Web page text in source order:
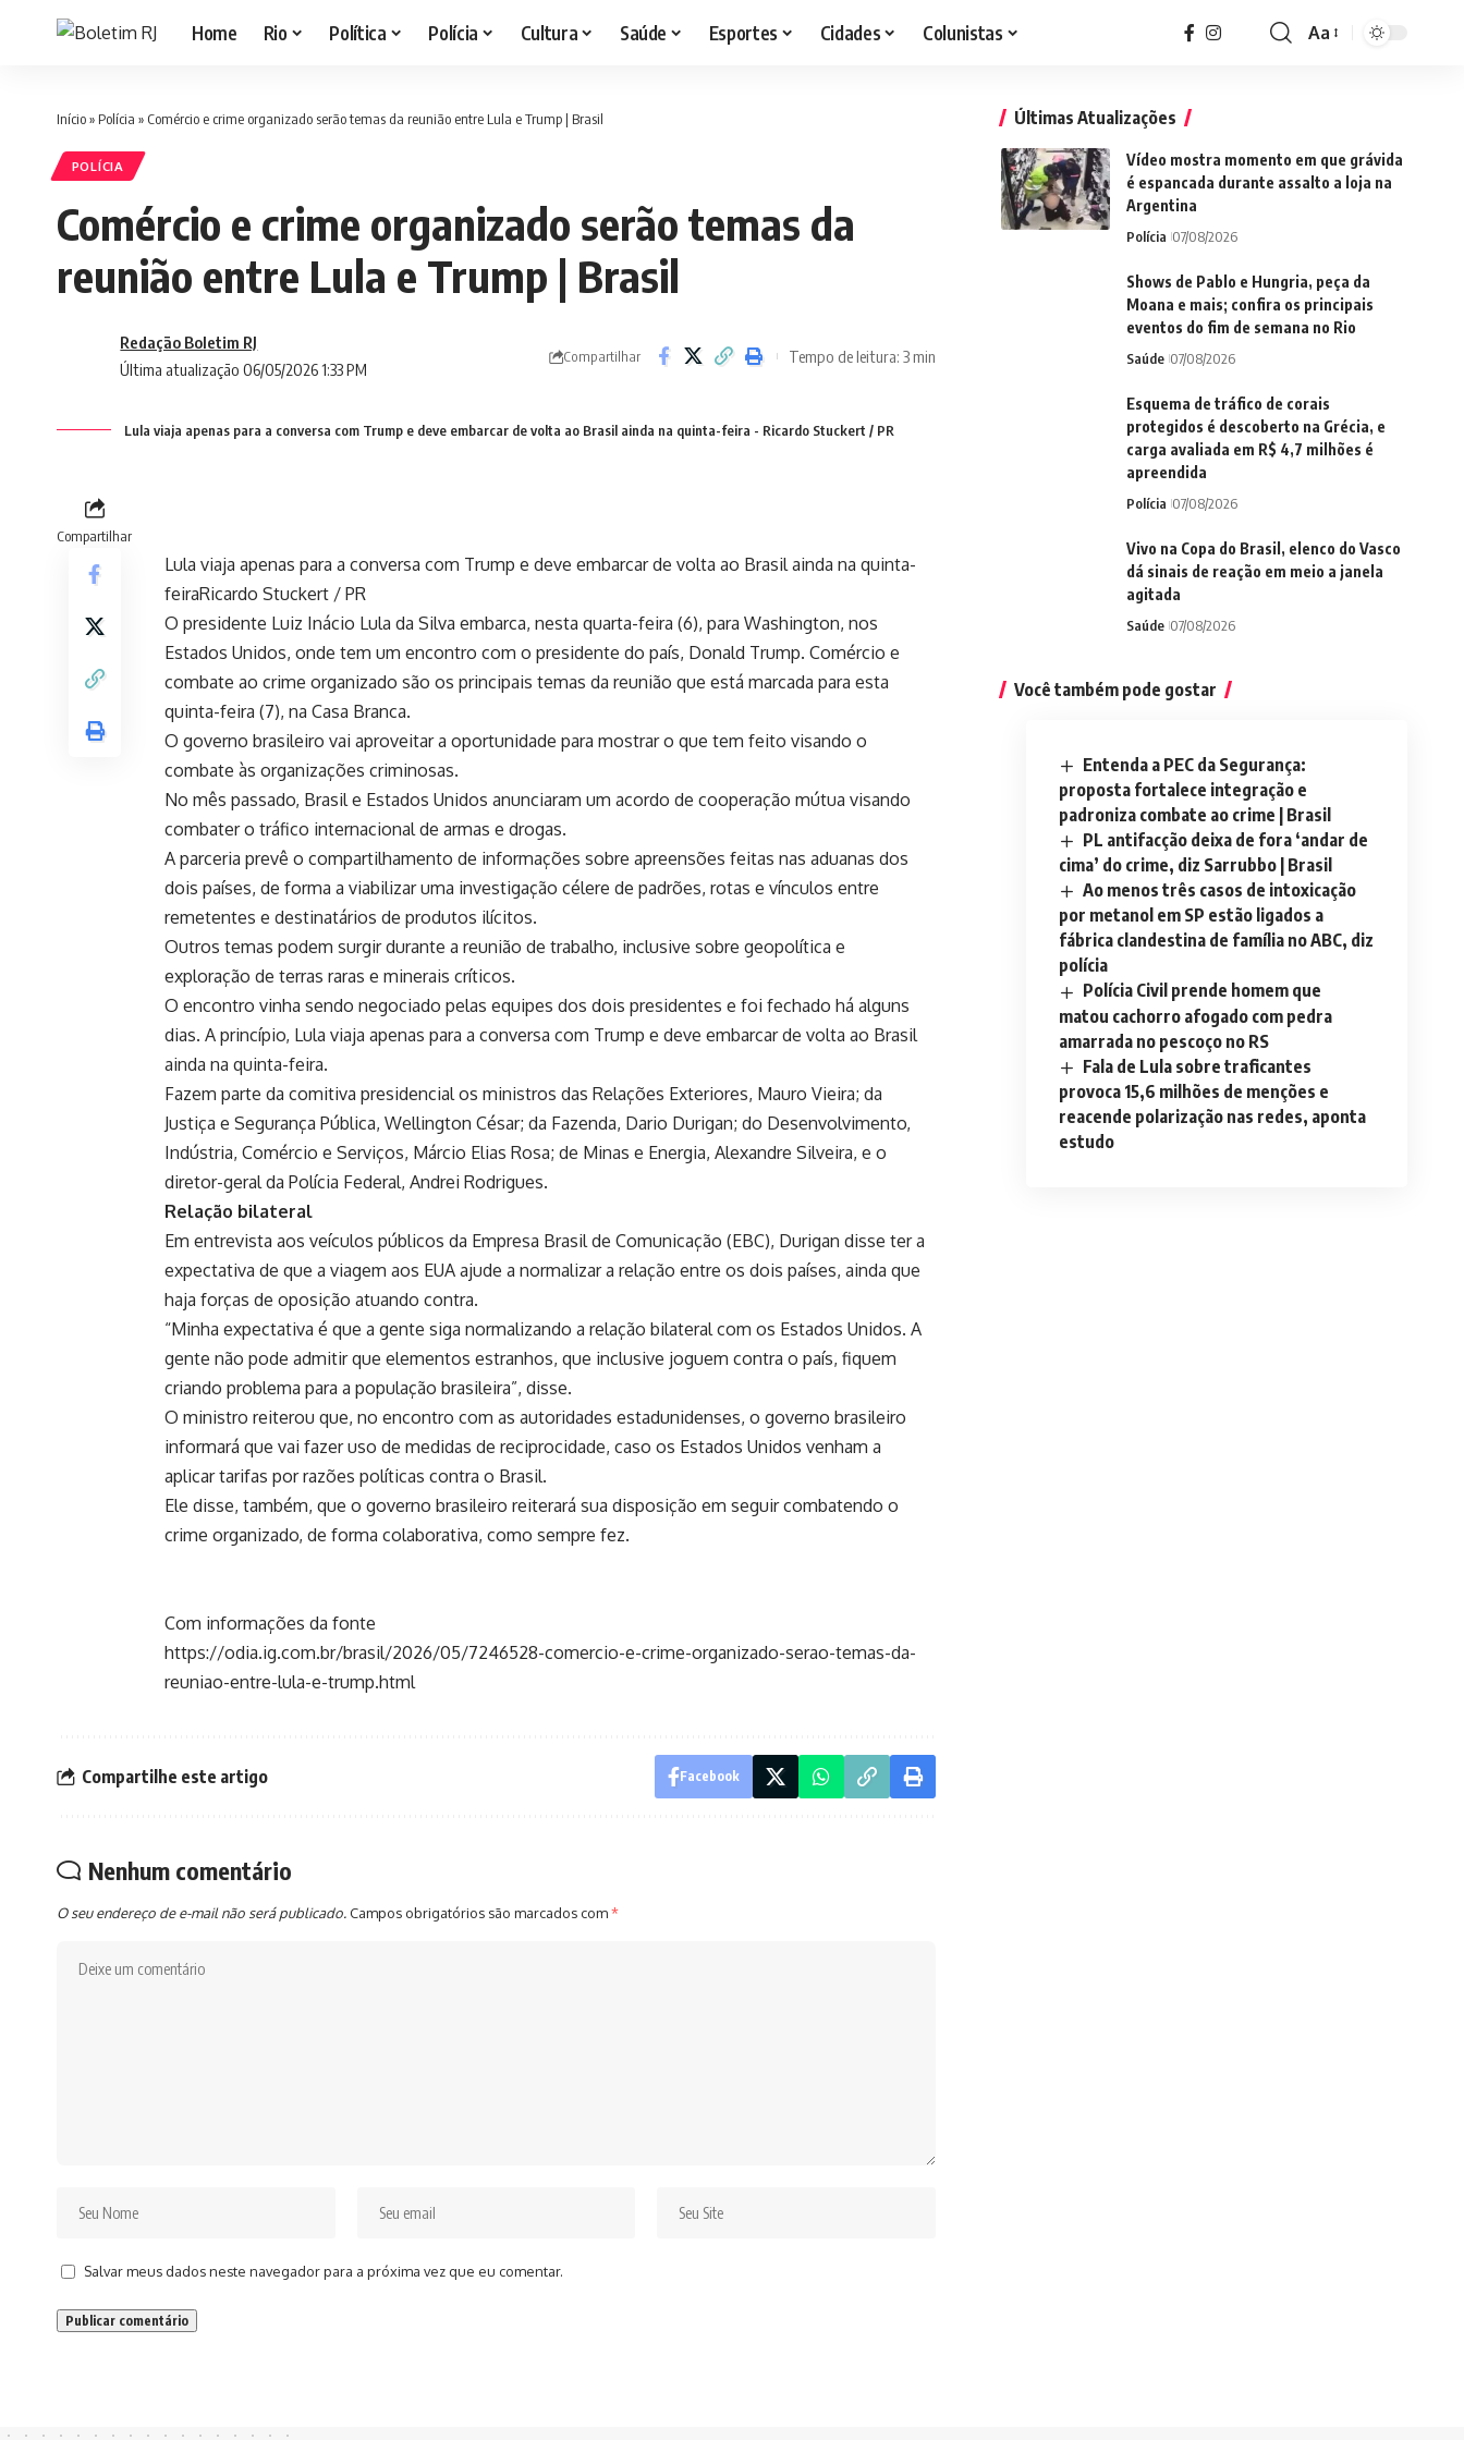
Home Rio Política Polícia Cultura Saúde Esportes Cidades Colunistas
Font
Aa
Início» Polícia » Comércio e crime organizado serão temas da reunião entre Lula e Trump | Brasil
POLÍCIA
Comércio e crime organizado serão temas da
reunião entre Lula e Trump | Brasil
Última atualização 06/05/2026 1:33 PM
Redação Boletim RJ
Compartilhar Tempo de leitura: 3 min
Lula viaja apenas para a conversa com Trump e deve embarcar de volta ao Brasil ainda na quinta-feira - Ricardo Stuckert / PR
Compartilhar
Lula viaja apenas para a conversa com Trump e deve embarcar de volta ao Brasil ainda na quinta-
feiraRicardo Stuckert / PR
O presidente Luiz Inácio Lula da Silva embarca, nesta quarta-feira (6), para Washington, nos
Estados Unidos, onde tem um encontro com o presidente do país, Donald Trump. Comércio e
combate ao crime organizado são os principais temas da reunião que está marcada para esta
quinta-feira (7), na Casa Branca.
O governo brasileiro vai aproveitar a oportunidade para mostrar o que tem feito visando o
combate às organizações criminosas.
No mês passado, Brasil e Estados Unidos anunciaram um acordo de cooperação mútua visando
combater o tráfico internacional de armas e drogas.
A parceria prevê o compartilhamento de informações sobre apreensões feitas nas aduanas dos
dois países, de forma a viabilizar uma investigação célere de padrões, rotas e vínculos entre
remetentes e destinatários de produtos ilícitos.
Outros temas podem surgir durante a reunião de trabalho, inclusive sobre geopolítica e
exploração de terras raras e minerais críticos.
O encontro vinha sendo negociado pelas equipes dos dois presidentes e foi fechado há alguns
dias. A princípio, Lula viaja apenas para a conversa com Trump e deve embarcar de volta ao Brasil
ainda na quinta-feira.
Fazem parte da comitiva presidencial os ministros das Relações Exteriores, Mauro Vieira; da
Justiça e Segurança Pública, Wellington César; da Fazenda, Dario Durigan; do Desenvolvimento,
Indústria, Comércio e Serviços, Márcio Elias Rosa; de Minas e Energia, Alexandre Silveira, e o
diretor-geral da Polícia Federal, Andrei Rodrigues.
Relação bilateral
Em entrevista aos veículos públicos da Empresa Brasil de Comunicação (EBC), Durigan disse ter a
expectativa de que a viagem aos EUA ajude a normalizar a relação entre os dois países, ainda que
haja forças de oposição atuando contra.
“Minha expectativa é que a gente siga normalizando a relação bilateral com os Estados Unidos. A
gente não pode admitir que elementos estranhos, que inclusive joguem contra o país, fiquem
criando problema para a população brasileira”, disse.
O ministro reiterou que, no encontro com as autoridades estadunidenses, o governo brasileiro
informará que vai fazer uso de medidas de reciprocidade, caso os Estados Unidos venham a
aplicar tarifas por razões políticas contra o Brasil.
Ele disse, também, que o governo brasileiro reiterará sua disposição em seguir combatendo o
crime organizado, de forma colaborativa, como sempre fez.
Com informações da fonte
https://odia.ig.com.br/brasil/2026/05/7246528-comercio-e-crime-organizado-serao-temas-da-
reuniao-entre-lula-e-trump.html
Compartilhe este artigo Facebook
Nenhum comentário
O seu endereço de e-mail não será publicado. Campos obrigatórios são marcados com*
Salvar meus dados neste navegador para a próxima vez que eu comentar.
Últimas Atualizações
Vídeo mostra momento em que grávida
é espancada durante assalto a loja na
Argentina
Polícia 07/08/2026
Shows de Pablo e Hungria, peça da
Moana e mais; confira os principais
eventos do fim de semana no Rio
Saúde 07/08/2026
Esquema de tráfico de corais
protegidos é descoberto na Grécia, e
carga avaliada em R$ 4,7 milhões é
apreendida
Polícia 07/08/2026
Vivo na Copa do Brasil, elenco do Vasco
dá sinais de reação em meio a janela
agitada
Saúde 07/08/2026
Você também pode gostar
Entenda a PEC da Segurança:
proposta fortalece integração e
padroniza combate ao crime | Brasil
PL antifacção deixa de fora ‘andar de
cima’ do crime, diz Sarrubbo | Brasil
Ao menos três casos de intoxicação
por metanol em SP estão ligados a
fábrica clandestina de família no ABC, diz
polícia
Polícia Civil prende homem que
matou cachorro afogado com pedra
amarrada no pescoço no RS
Fala de Lula sobre traficantes
provoca 15,6 milhões de menções e
reacende polarização nas redes, aponta
estudo